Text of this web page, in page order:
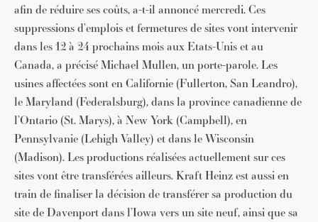
afin de réduire ses coûts, a-t-il annoncé mercredi. Ces
suppressions d’emplois et fermetures de sites vont intervenir
dans les 12 à 24 prochains mois aux Etats-Unis et au
Canada, a précisé Michael Mullen, un porte-parole. Les
usines affectées sont en Californie (Fullerton, San Leandro),
le Maryland (Federalsburg), dans la province canadienne de
l’Ontario (St. Marys), à New York (Campbell), en
Pennsylvanie (Lehigh Valley) et dans le Wisconsin
(Madison). Les productions réalisées actuellement sur ces
sites vont être transférées ailleurs. Kraft Heinz est aussi en
train de finaliser la décision de transférer sa production du
site de Davenport dans l’Iowa vers un site neuf, ainsi que sa